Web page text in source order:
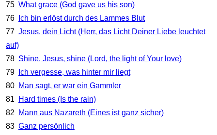
75 What grace (God gave us his son)
76
Ich bin erlöst durch des Lammes Blut
77 Jesus, dein Licht (Herr, das Licht Deiner Liebe leuchtet
auf)
78 Shine, Jesus, shine (Lord, the light of Your love)
79
Ich vergesse, was hinter mir liegt
80 Man sagt, er war ein Gammler
81
Hard times (Is the rain)
82
Mann aus Nazareth (Eines ist ganz sicher)
83 Ganz persönlich